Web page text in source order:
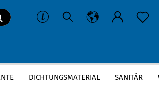
DICHTUNGSMATERIAL SANITÄR
Gegenmutter | 1/2 Zoll | IG